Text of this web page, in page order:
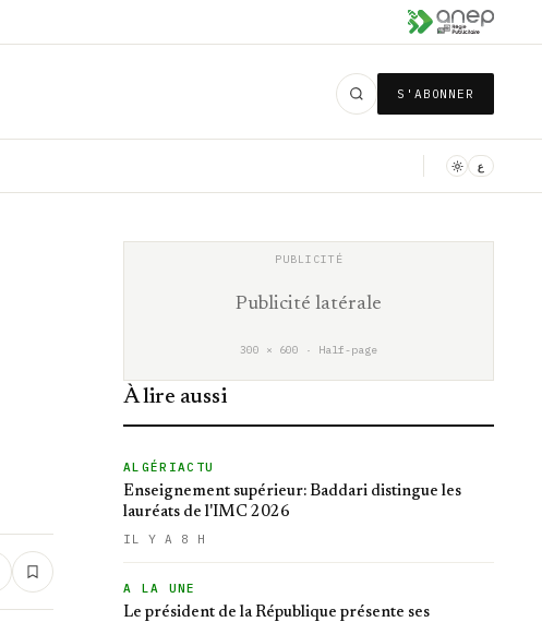
S'ABONNER
ع
Publicité latérale
300 × 600 · Half-page
À lire aussi
ALGÉRIACTU
Enseignement supérieur: Baddari distingue les
lauréats de l'IMC 2026
IL Y A 8 H
A LA UNE
Le président de la République présente ses